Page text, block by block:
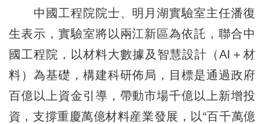
中國工程院院士、明月湖實驗室主任潘復
生表示，實驗室將以兩江新區為依託，聯合中
國工程院，以材料大數據及智慧設計（AI＋材
料）為基礎，構建科研佈局，目標是通過政府
百億以上資金引導，帶動市場千億以上新增投
資，支撐重慶萬億材料産業發展，以“百千萬億